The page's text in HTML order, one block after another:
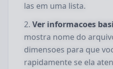
las em uma lista.
Ver informacoes
mostra nome do
dimensoes para que
rapidamente se ela